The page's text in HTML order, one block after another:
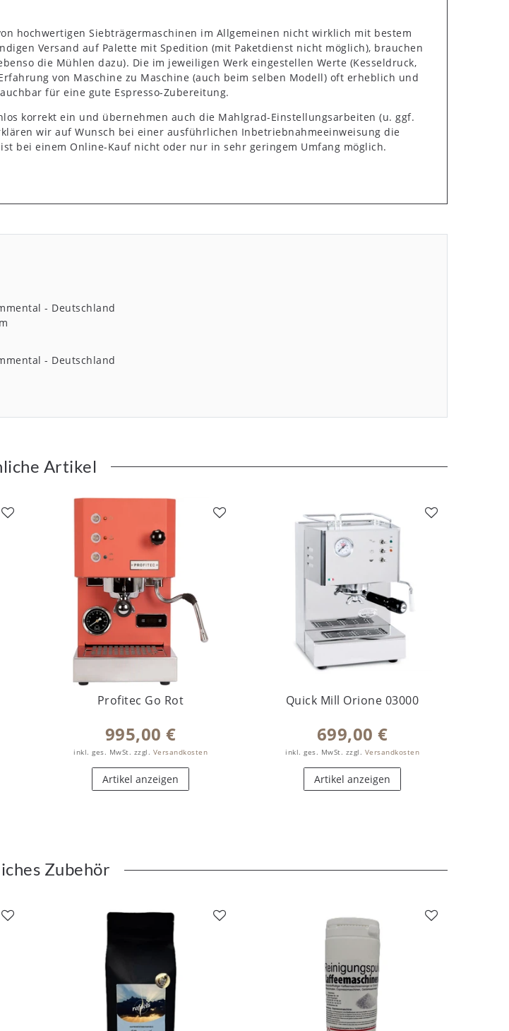
hochwertigen Siebträgermaschinen im Allgemeinen nicht wirklich mit bestem
Versand auf Palette mit Spedition (mit Paketdienst nicht möglich), brauchen
die Mühlen dazu). Die im jeweiligen Werk eingestellen Werte (Kesseldruck,
von Maschine zu Maschine (auch beim selben Modell) oft erheblich und
für eine gute Espresso-Zubereitung.
korrekt ein und übernehmen auch die Mahlgrad-Einstellungsarbeiten (u. ggf.
wir auf Wunsch bei einer ausführlichen Inbetriebnahmeeinweisung die
bei einem Online-Kauf nicht oder nur in sehr geringem Umfang möglich.
Deutschland
Deutschland
Artikel
Profitec Go Rot
995,00 €
inkl. ges. MwSt. zzgl. Versandkosten
Artikel anzeigen
Quick Mill Orione 03000
699,00 €
inkl. ges. MwSt. zzgl. Versandkosten
Artikel anzeigen
Zubehör